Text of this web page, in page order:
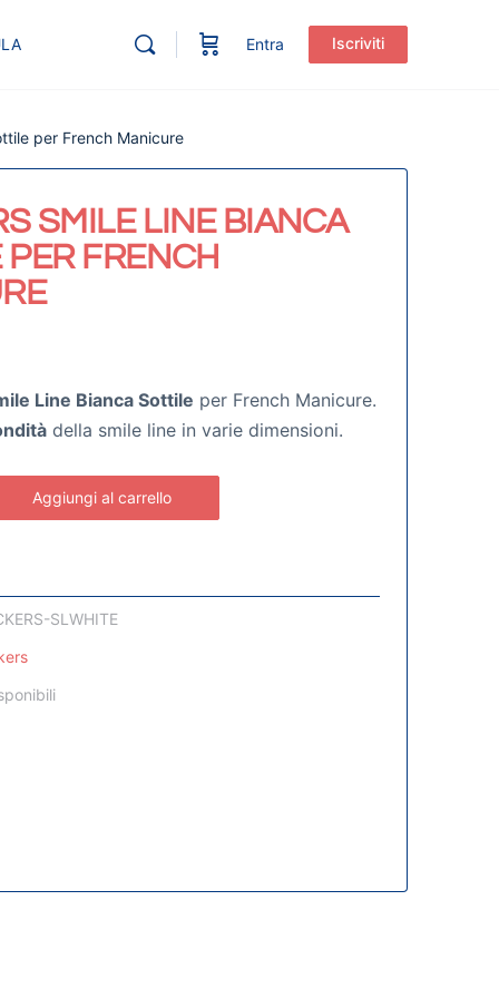
Entra Iscriviti
per French Manicure
SMILE LINE BIANCA
PER FRENCH
Line Bianca Sottile per French Manicure.
della smile line in varie dimensioni.
Aggiungi al carrello
SLWHITE